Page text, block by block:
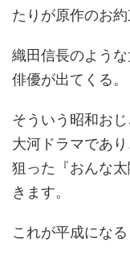
たりが原作のお約
織田信長のよう
俳優が出てくる。
そういう昭和お
大河ドラマであ
狙った『おんな
きます。
これが平成にな